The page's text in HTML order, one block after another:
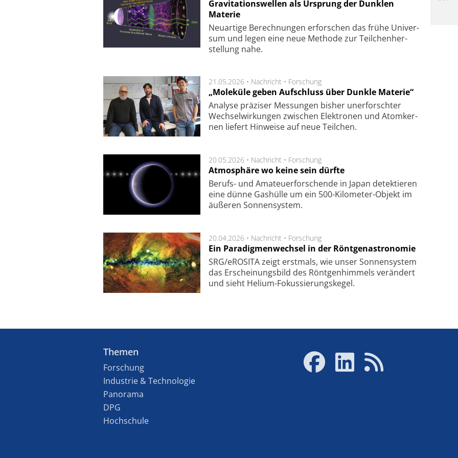
Gravitationswellen als Ursprung der Dunklen
Materie
Neu­artige Be­rech­nung­en er­for­schen das frü­he Uni­ver­
sum und legen eine neue Me­tho­de zur Teil­chen­her­
stel­lung nahe.
21.05.2026 • Nachricht • Forschung
„Moleküle geben Aufschluss über Dunkle Materie“
Analyse prä­zi­ser Mes­sung­en bis­her un­er­for­schter
Wech­sel­wir­kung­en zwi­schen Elek­tro­nen und Atom­ker­
nen lie­fert Hin­wei­se auf neue Teil­chen.
20.05.2026 • Nachricht • Forschung
Atmosphäre wo keine sein dürfte
Berufs- und Ama­teuer­for­schen­de in Japan de­tek­tie­ren
eine dün­ne Gas­hül­le um ein 500-Kilo­meter-Objekt im
äu­ße­ren Son­nen­sys­tem.
20.04.2026 • Nachricht • Forschung
Ein Paradigmenwechsel in der Röntgenastronomie
SRG/eROSITA zeigt erst­mals, wie unser Son­nen­sys­tem
das Er­schei­nungs­bild des Rönt­gen­him­mels ver­än­dert
und sieht Helium-Fokus­sie­rungs­ke­gel.
Themen
Forschung
Industrie & Technologie
Panorama
DPG
Hochschule